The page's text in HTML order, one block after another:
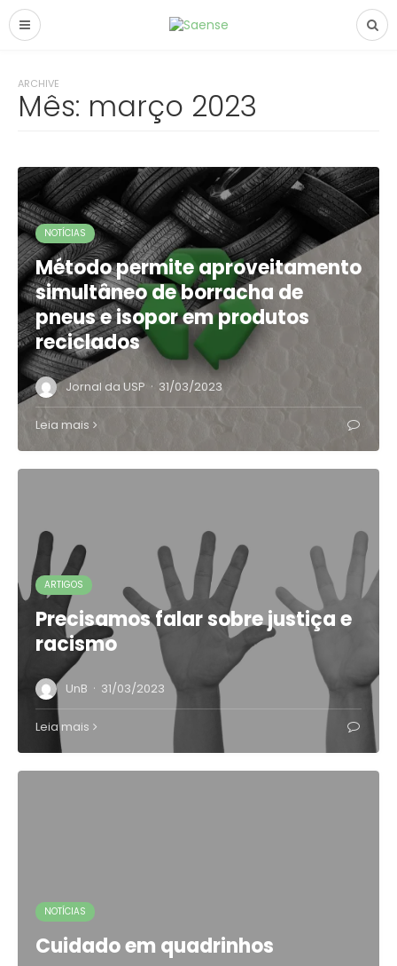
ARCHIVE
Mês: março 2023
NOTÍCIAS
Método permite aproveitamento
simultâneo de borracha de
pneus e isopor em produtos
reciclados
Jornal da USP · 31/03/2023
Leia mais
ARTIGOS
Precisamos falar sobre justiça e
racismo
UnB · 31/03/2023
Leia mais
NOTÍCIAS
Cuidado em quadrinhos